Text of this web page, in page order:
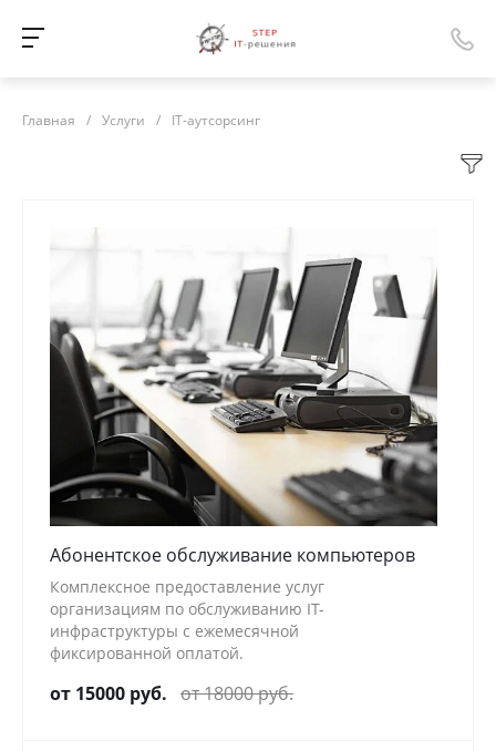
Главная / Услуги / IT-аутсорсинг
Абонентское обслуживание компьютеров
Комплексное предоставление услуг
организациям по обслуживанию IT-
инфраструктуры с ежемесячной
фиксированной оплатой.
от 15000 руб. от 18000 руб.